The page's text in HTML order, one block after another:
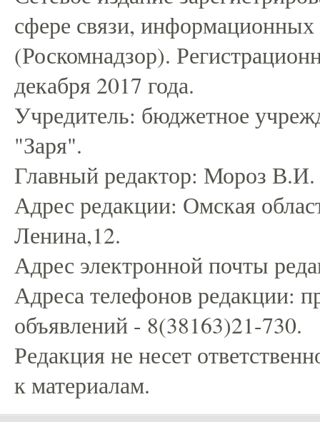
сфере связи,
(Роскомнадзор).
декабря 2017 года.
Учредитель: бюджетное
"Заря".
Главный редактор: Мороз В.И.
Адрес редакции: Омская
Ленина,12.
Адрес электронной почты
Адреса телефонов редакции:
объявлений - 8(38163)21-730.
Редакция не несет
к материалам.